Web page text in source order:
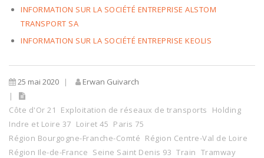
INFORMATION SUR LA SOCIÉTÉ ENTREPRISE ALSTOM
TRANSPORT SA
INFORMATION SUR LA SOCIÉTÉ ENTREPRISE KEOLIS
25 mai 2020 Erwan Guivarch
Côte d'Or 21 Exploitation de réseaux de transports
Holding
Indre et Loire 37 Loiret 45 Paris 75
Région Bourgogne-Franche-Comté Région Centre-Val de Loire
Région Ile-de-France Seine Saint Denis 93 Train Tramway